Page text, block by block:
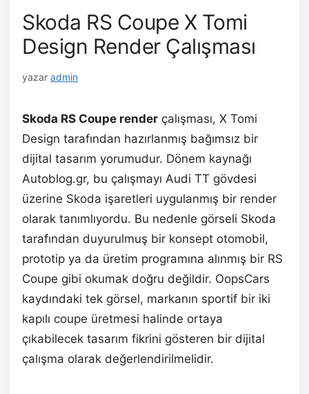
Skoda RS Coupe X Tomi
Design Render Çalışması
yazar admin
Skoda RS Coupe render çalışması, X Tomi
Design tarafından hazırlanmış bağımsız bir
dijital tasarım yorumudur. Dönem kaynağı
Autoblog.gr, bu çalışmayı Audi TT gövdesi
üzerine Skoda işaretleri uygulanmış bir render
olarak tanımlıyordu. Bu nedenle görseli Skoda
tarafından duyurulmuş bir konsept otomobil,
prototip ya da üretim programına alınmış bir RS
Coupe gibi okumak doğru değildir. OopsCars
kaydındaki tek görsel, markanın sportif bir iki
kapılı coupe üretmesi halinde ortaya
çıkabilecek tasarım fikrini gösteren bir dijital
çalışma olarak değerlendirilmelidir.